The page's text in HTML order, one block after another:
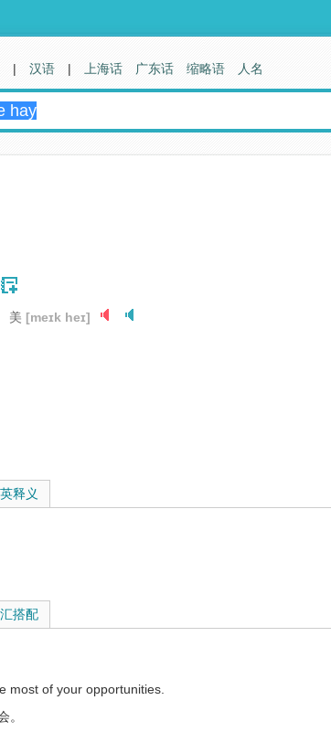
美 [meɪk heɪ]
意思，词典释义与在线翻译：
释义
most of your opportunities.
。
搭配
| 汉语 | 上海话 广东话 缩略语 人名